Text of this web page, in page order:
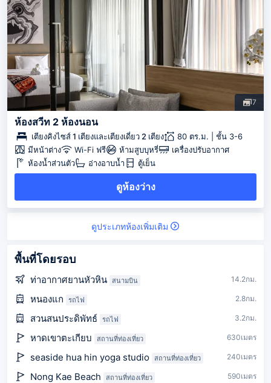
7
ห้องสวีท 2 ห้องนอน
เตียงคิงไซส์ 1 เตียงและเตียงเดี่ยว 2 เตียง
80 ตร.ม. | ชั้น 3-6
มีหน้าต่าง
Wi-Fi ฟรี ห้ามสูบบุหรี่
เครื่องปรับอากาศ
ห้องน้ำส่วนตัว
อ่างอาบน้ำ ตู้เย็น
ดูห้องว่าง
ดูประเภทห้องเพิ่มเติม
พื้นที่โดยรอบ
ท่าอากาศยานหัวหิน สนามบิน 14.2กม.
หนองแก รถไฟ 2.8กม.
สวนสนประดิพัทธ์ รถไฟ 3.2กม.
หาดเขาตะเกียบ สถานที่ท่องเที่ยว 630เมตร
seaside hua hin yoga studio สถานที่ท่องเที่ยว 240เมตร
Nong Kae Beach สถานที่ท่องเที่ยว 590เมตร